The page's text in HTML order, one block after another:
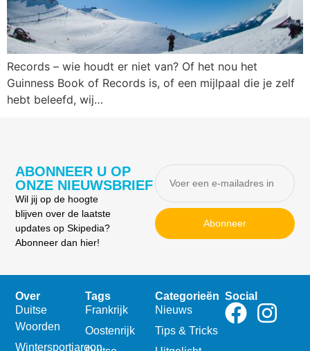
Records – wie houdt er niet van? Of het nou het
Guinness Book of Records is, of een mijlpaal die je zelf
hebt beleefd, wij…
ABONNEER U OP
ONZE NIEUWSBRIEF
Wil jij op de hoogte
blijven over de laatste
updates op Skipedia?
Abonneer dan hier!
Abonneer
Over
Duitse
Woorden
Wintersportjargon
Tags
Frankrijk
Oostenrijk
Categorieën
Nieuws
Tips & Tricks
Social